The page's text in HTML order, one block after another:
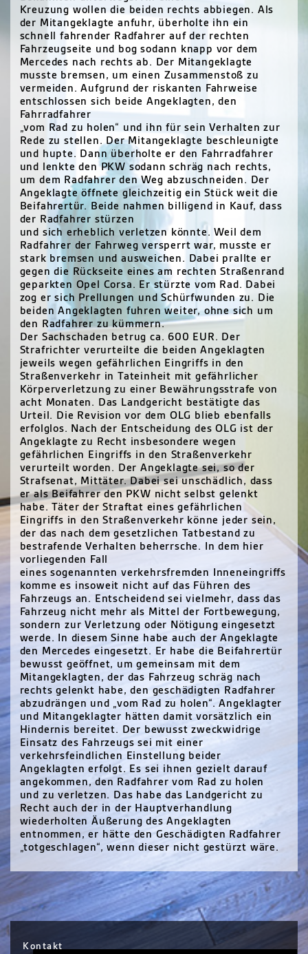
Kreuzung wollen die beiden rechts abbiegen. Als
der Mitangeklagte anfuhr, überholte ihn ein
schnell fahrender Radfahrer auf der rechten
Fahrzeugseite und bog sodann knapp vor dem
Mercedes nach rechts ab. Der Mitangeklagte
musste bremsen, um einen Zusammenstoß zu
vermeiden. Aufgrund der riskanten Fahrweise
entschlossen sich beide Angeklagten, den
Fahrradfahrer
„vom Rad zu holen“ und ihn für sein Verhalten zur
Rede zu stellen. Der Mitangeklagte beschleunigte
und hupte. Dann überholte er den Fahrradfahrer
und lenkte denPKW sodann schräg nach rechts,
um dem Radfahrer den Weg abzuschneiden. Der
Angeklagte öffnete gleichzeitig ein Stück weit die
Beifahrertür. Beide nahmen billigend in Kauf, dass
der Radfahrer stürzen
und sich erheblich verletzen könnte. Weil dem
Radfahrer der Fahrweg versperrt war, musste er
stark bremsen und ausweichen. Dabei prallte er
gegen die Rückseite eines am rechten Straßenrand
geparkten Opel Corsa. Er stürzte vom Rad. Dabei
zog er sich Prellungen und Schürfwunden zu. Die
beiden Angeklagten fuhren weiter, ohne sich um
den Radfahrer zu kümmern.
Der Sachschaden betrug ca. 600 EUR. Der
Strafrichter verurteilte die beiden Angeklagten
jeweils wegen gefährlichen Eingriffs in den
Straßenverkehr in Tateinheit mit gefährlicher
Körperverletzung zu einer Bewährungsstrafe von
acht Monaten. Das Landgericht bestätigte das
Urteil. Die Revision vor dem OLG blieb ebenfalls
erfolglos. Nach der Entscheidung desOLG ist der
Angeklagte zu Recht insbesondere wegen
gefährlichen Eingriffs in den Straßenverkehr
verurteilt worden. Der Angeklagte sei, so der
Strafsenat, Mittäter. Dabei sei unschädlich, dass
er als Beifahrer den PKW nicht selbst gelenkt
habe. Täter der Straftat eines gefährlichen
Eingriffs in den Straßenverkehr könne jeder sein,
der das nach dem gesetzlichen Tatbestand zu
bestrafende Verhalten beherrsche. In dem hier
vorliegenden Fall
eines sogenannten verkehrsfremden Inneneingriffs
komme es insoweit nicht auf das Führen des
Fahrzeugs an. Entscheidend sei vielmehr, dass das
Fahrzeug nicht mehr als Mittel der Fortbewegung,
sondern zur Verletzung oder Nötigung eingesetzt
werde. In diesem Sinne habe auch der Angeklagte
den Mercedes eingesetzt. Er habe die Beifahrertür
bewusst geöffnet, um gemeinsam mit dem
Mitangeklagten, der das Fahrzeug schräg nach
rechts gelenkt habe, den geschädigten Radfahrer
abzudrängen und „vom Rad zu holen“. Angeklagter
und Mitangeklagter hätten damit vorsätzlich ein
Hindernis bereitet. Der bewusst zweckwidrige
Einsatz des Fahrzeugs sei mit einer
verkehrsfeindlichen Einstellung beider
Angeklagten erfolgt. Es sei ihnen gezielt darauf
angekommen, den Radfahrer vom Rad zu holen
und zu verletzen. Das habe das Landgericht zu
Recht auch der in der Hauptverhandlung
wiederholten Äußerung des Angeklagten
entnommen, er hätte den Geschädigten Radfahrer
„totgeschlagen“, wenn dieser nicht gestürzt wäre.
Kontakt